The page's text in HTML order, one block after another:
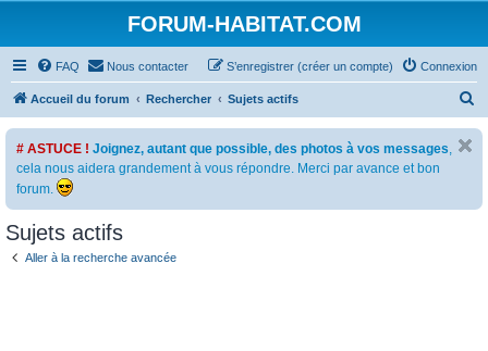
FORUM-HABITAT.COM
FAQ Nous contacter Connexion
S’enregistrer (créer un compte)
Accueil du forum Rechercher Sujets actifs
e
# ASTUCE ! Joignez, autant que possible, des photos à vos messages,
cela nous aidera grandement à vous répondre. Merci par avance et bon
forum.
Sujets actifs
Aller à la recherche avancée